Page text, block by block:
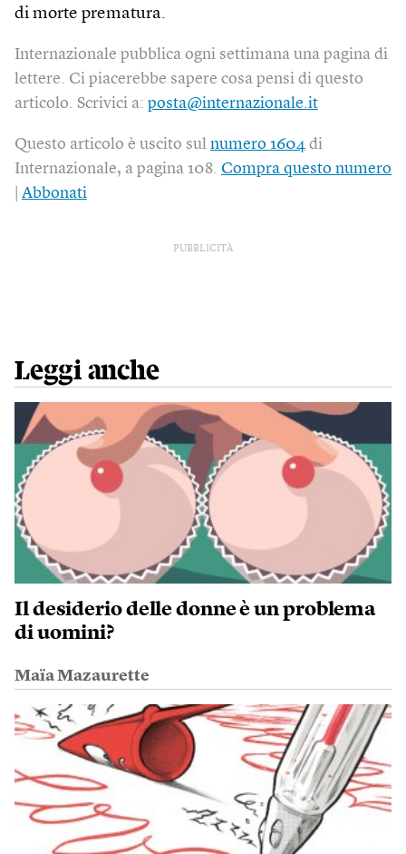
di morte prematura.
Internazionale pubblica ogni settimana una pagina di
lettere. Ci piacerebbe sapere cosa pensi di questo
articolo. Scrivici a: posta@internazionale.it
Questo articolo è uscito sul numero 1604 di
Internazionale, a pagina 108. Compra questo numero
Abbonati
PUBBLICITÀ
Leggi anche
Il desiderio delle donne è un problema
di uomini?
Maïa Mazaurette